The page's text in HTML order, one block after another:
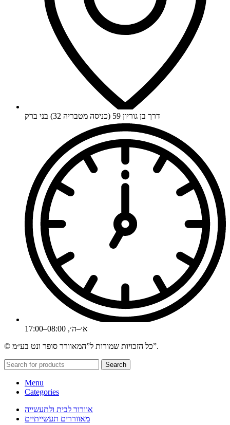
דרך בן גוריון 59 (כניסה מטבריה 32) בני ברק
א׳–ה׳, 08:00–17:00
© כל הזכויות שמורות ל”המאוורר סופר ונט בע״מ”.
Search
Menu
Categories
אוורור לבית ולתעשייה
מאווררים תעשייתיים